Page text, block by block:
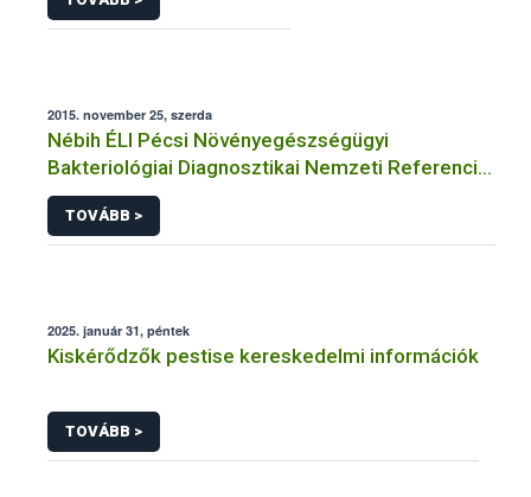
2015. november 25, szerda
Nébih ÉLI Pécsi Növényegészségügyi
Bakteriológiai Diagnosztikai Nemzeti Referencia
Laboratórium
TOVÁBB >
2025. január 31, péntek
Kiskérődzők pestise kereskedelmi információk
TOVÁBB >